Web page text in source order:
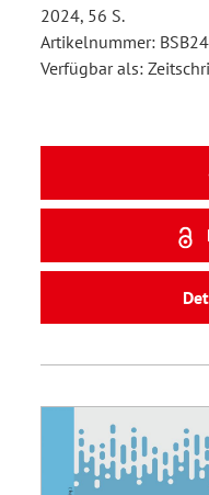
2024, 56 S.
Artikelnummer:
Verfügbar als: